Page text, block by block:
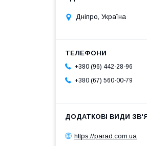
Дніпро, Україна
+380 (96) 442-28-96
+380 (67) 560-00-79
https://parad.com.ua